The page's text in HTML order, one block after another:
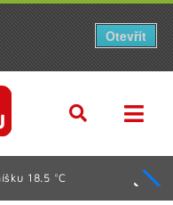
18.5 °C
Otevřít